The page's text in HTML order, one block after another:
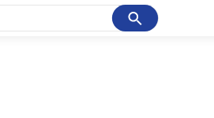
Cancel